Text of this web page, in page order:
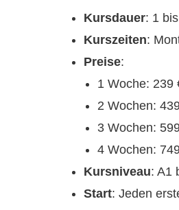
Kursdauer: 1
Kurszeiten:
Preise:
1 Woche: 239
2 Wochen:
3 Wochen:
4 Wochen:
Kursniveau: A1
Start: Jeden